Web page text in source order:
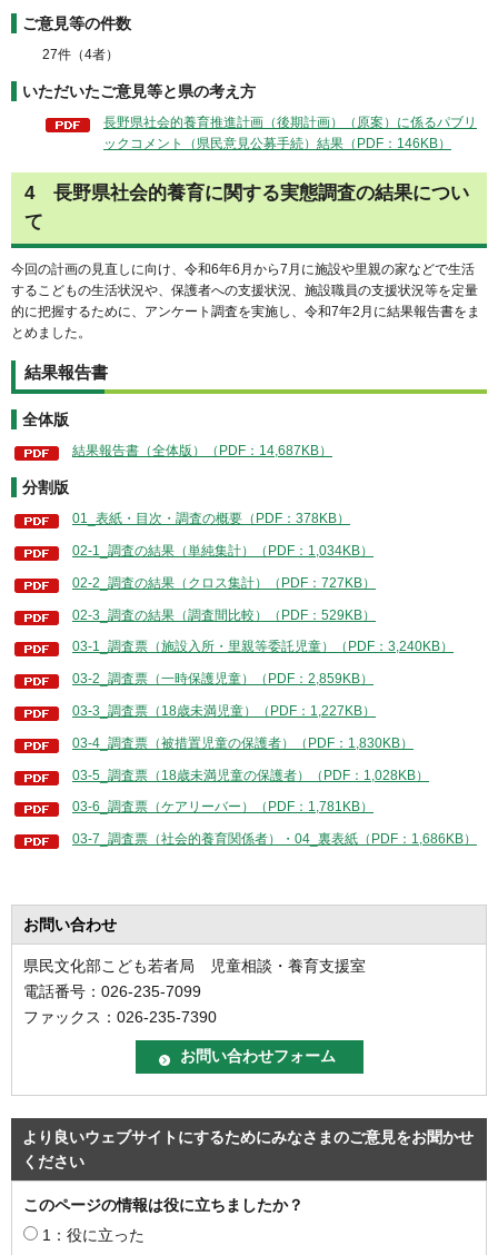
ご意見等の件数
27件（4者）
いただいたご意見等と県の考え方
長野県社会的養育推進計画（後期計画）（原案）に係るパブリ
ックコメント（県民意見公募手続）結果（PDF：146KB）
4 長野県社会的養育に関する実態調査の結果につい
て
今回の計画の見直しに向け、令和6年6月から7月に施設や里親の家などで生活
するこどもの生活状況や、保護者への支援状況、施設職員の支援状況等を定量
的に把握するために、アンケート調査を実施し、令和7年2月に結果報告書をま
とめました。
結果報告書
全体版
結果報告書（全体版）（PDF：14,687KB）
分割版
01_表紙・目次・調査の概要（PDF：378KB）
02-1_調査の結果（単純集計）（PDF：1,034KB）
02-2_調査の結果（クロス集計）（PDF：727KB）
02-3_調査の結果（調査間比較）（PDF：529KB）
03-1_調査票（施設入所・里親等委託児童）（PDF：3,240KB）
03-2_調査票（一時保護児童）（PDF：2,859KB）
03-3_調査票（18歳未満児童）（PDF：1,227KB）
03-4_調査票（被措置児童の保護者）（PDF：1,830KB）
03-5_調査票（18歳未満児童の保護者）（PDF：1,028KB）
03-6_調査票（ケアリーバー）（PDF：1,781KB）
03-7_調査票（社会的養育関係者）・04_裏表紙（PDF：1,686KB）
お問い合わせ
県民文化部こども若者局 児童相談・養育支援室
電話番号：026-235-7099
ファックス：026-235-7390
より良いウェブサイトにするためにみなさまのご意見をお聞かせ
ください
このページの情報は役に立ちましたか？
1：役に立った